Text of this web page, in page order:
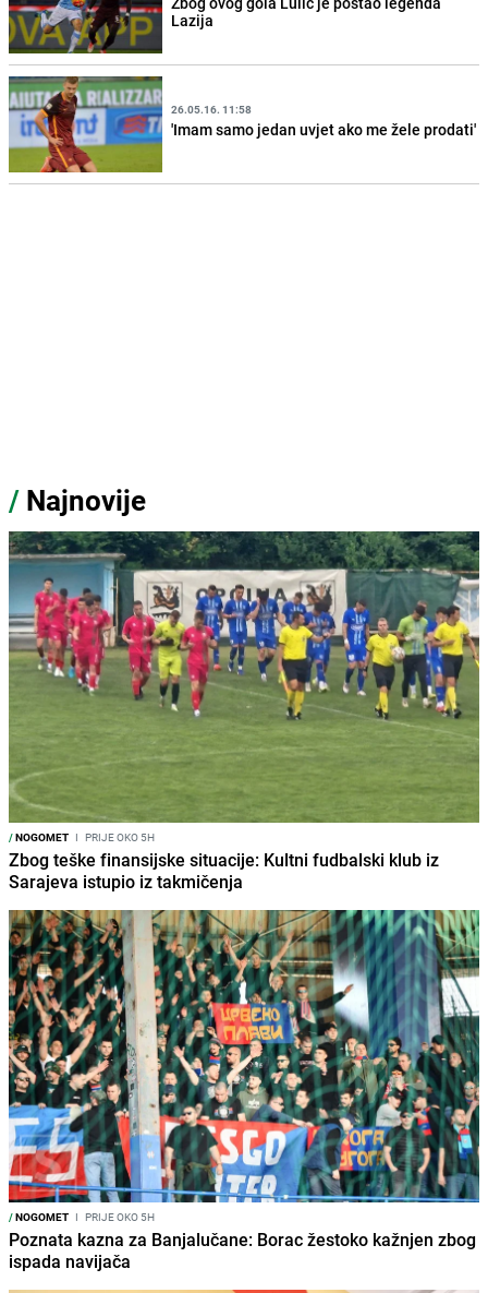
Lazija
26.05.16. 11:58
'Imam samo jedan uvjet ako me žele prodati'
/ Najnovije
/NOGOMET I PRIJE OKO 5H
Zbog teške finansijske situacije: Kultni fudbalski klub iz
Sarajeva istupio iz takmičenja
/NOGOMET I PRIJE OKO 5H
Poznata kazna za Banjalučane: Borac žestoko kažnjen zbog
ispada navijača